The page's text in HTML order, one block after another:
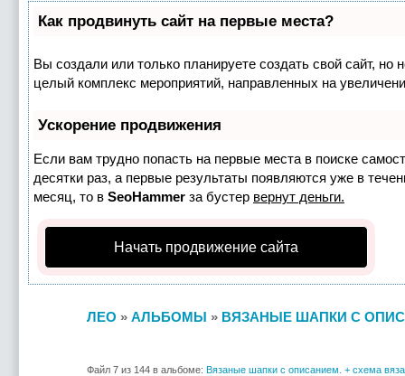
Как продвинуть сайт на первые места?
Вы создали или только планируете создать свой сайт, но
целый комплекс мероприятий, направленных на
Ускорение продвижения
Если вам трудно попасть на первые места в поиске
десятки раз, а первые результаты появляются уже в
месяц, то в SeoHammer за бустер вернут деньги.
Начать продвижение сайта
ЛЕО » АЛЬБОМЫ » ВЯЗАНЫЕ ШАПКИ С
Файл 7 из 144 в альбоме: Вязаные шапки с описанием. + схема